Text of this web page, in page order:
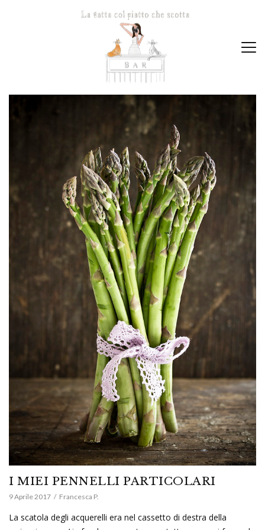
I MIEI PENNELLI PARTICOLARI
9 Aprile 2017 Francesca P.
La scatola degli acquerelli era nel cassetto di destra della